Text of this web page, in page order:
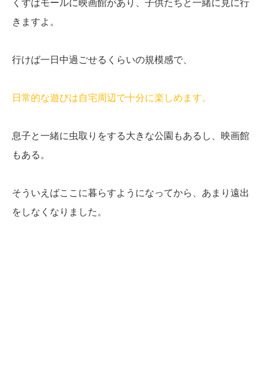
くずはモールに映画館があり、子供たちと一緒に見に行
きますよ。
行けば一日中過ごせるくらいの規模感で、
日常的な遊びは自宅周辺で十分に楽しめます。
息子と一緒に虫取りをする大きな公園もあるし、映画館
もある。
そういえばここに暮らすようになってから、あまり遠出
をしなくなりました。